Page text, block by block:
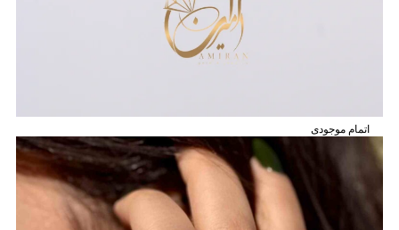
اتمام موجودی